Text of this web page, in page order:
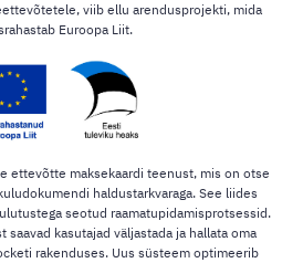
viib ellu arendusprojekti, mida
Euroopa Liit.
ettevõtte maksekaardi teenust, mis on otse
haldustarkvaraga. See liides
seotud raamatupidamisprotsessid.
saavad kasutajad väljastada ja hallata oma
rakenduses. Uus süsteem optimeerib